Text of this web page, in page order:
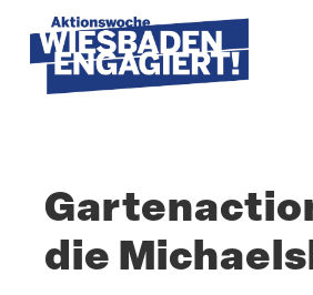
content
Aktions­woche
Basis-Infos
die